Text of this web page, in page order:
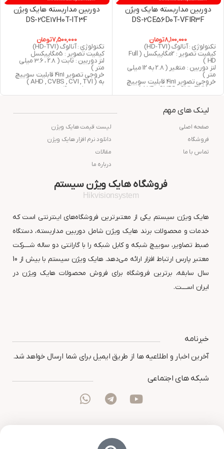
دوربین مداربسته هایک ویژن
DS-2CE56D0T-VFIR3F
8,100,000تومان
تکنولوژی : آنالوگ (HD-TVI)
کیفیت تصویر : 2مگاپیکسل ( Full
HD )
لنز دوربین : متغیر ( 2.8 به 12 میلی
متر )
خروجی تصویر 4in1 قابلیت سوییچ
به ( AHD , CVBS , CVI , TVI )
دید در شب : 40 متر مربع
گارانتی : 24 ماه شرکت پارس ارتباط
افزار
دوربین مداربسته هایک ویژن
DS-2CE17H0T-IT3F
7,500,000تومان
تکنولوژی : آنالوگ (HD-TVI)
کیفیت تصویر : 5مگاپیکسل
لنز دوربین : ثابت ( 2.8 ، 3.6 میلی
متر )
خروجی تصویر 4in1 قابلیت سوییچ
به ( AHD , CVBS , CVI , TVI )
دید در شب : 40 متر مربع
استاندارد : IP67
لینک های مهم
صفحه اصلی
فروشگاه
تماس با ما
لیست قیمت هایک ویژن
دانلود نرم افزار هایک ویژن
مقالات
درباره ما
فروشگاه هایک ویژن سیستم
Hikvisionsystem
هایک ویژن سیستم یکی از معتبرترین فروشگاه‌های اینترنتی است که
خدمات و محصولات برند هایک ویژن شامل دوربین مداربسته، دستگاه
ضبط تصاویر، سوییچ شبکه و کابل شبکه را با گارانتی دو ساله شــــرکت
معتبر پارس ارتباط افزار ارائه می‌دهد. هایک ویژن سیستم با بیش از 10
سال سابقه، برترین فروشگاه برای فروش محصولات هایک ویژن در
ایران اســــت.
خبرنامه
آخرین اخبار و اطلاعیه ها از طریق ایمیل برای شما ارسال خواهد شد.
شبکه های اجتماعی